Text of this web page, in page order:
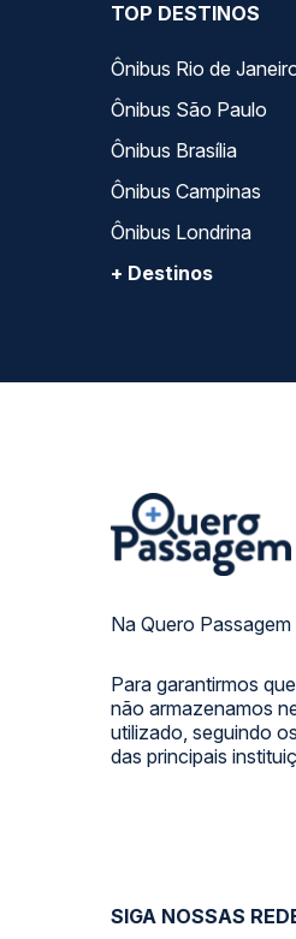
TOP DESTINOS
Ônibus Rio de
Ônibus São Paulo
Ônibus Brasília
Ônibus Campinas
Ônibus Londrina
+ Destinos
Na Quero
Para garantirmos
não armazenamos
utilizado, seguindo
das principais
SIGA NOSSAS